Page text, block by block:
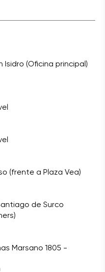
Isidro (Oficina principal)
(frente a Plaza Vea)
de Surco
Marsano 1805 -